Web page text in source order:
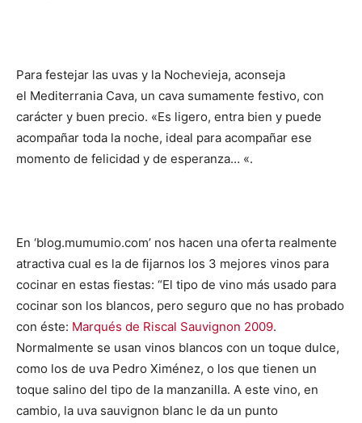
Para festejar las uvas y la Nochevieja, aconseja
el Mediterrania Cava, un cava sumamente festivo, con
carácter y buen precio. «Es ligero, entra bien y puede
acompañar toda la noche, ideal para acompañar ese
momento de felicidad y de esperanza… «.
En ‘blog.mumumio.com’ nos hacen una oferta realmente
atractiva cual es la de fijarnos los 3 mejores vinos para
cocinar en estas fiestas: “El tipo de vino más usado para
cocinar son los blancos, pero seguro que no has probado
con éste: Marqués de Riscal Sauvignon 2009.
Normalmente se usan vinos blancos con un toque dulce,
como los de uva Pedro Ximénez, o los que tienen un
toque salino del tipo de la manzanilla. A este vino, en
cambio, la uva sauvignon blanc le da un punto